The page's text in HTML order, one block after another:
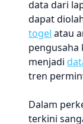
data dari
dapat
togel atau
pengusaha
menjadi
tren
Dalam
terkini